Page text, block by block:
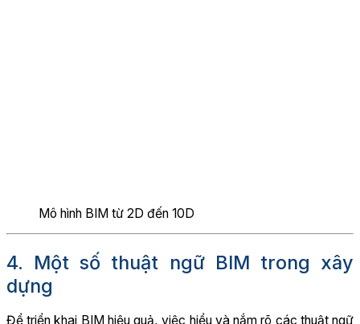
Mô hình BIM từ 2D đến 10D
4. Một số thuật ngữ BIM trong xây
dựng
Để triển khai BIM hiệu quả, việc hiểu và nắm rõ các thuật ngữ